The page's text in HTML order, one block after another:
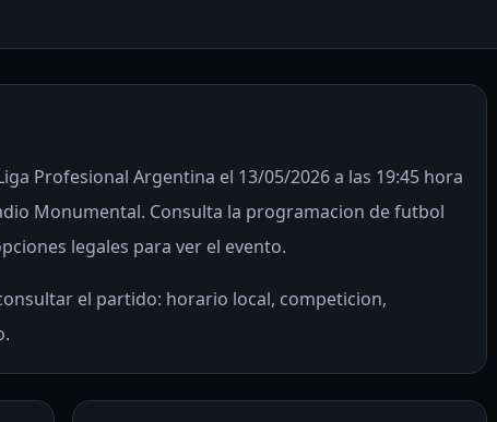
Profesional Argentina el 13/05/2026 a las 19:45 hora
Monumental. Consulta la programacion de futbol
legales para ver el evento.
el partido: horario local, competicion,